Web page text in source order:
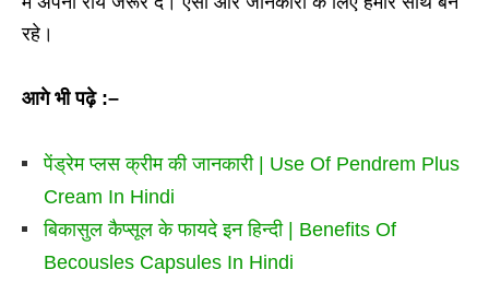
रहे।
आगे भी पढ़े :–
पेंड्रेम प्लस क्रीम की जानकारी | Use Of Pendrem Plus
Cream In Hindi
बिकासुल कैप्सूल के फायदे इन हिन्दी | Benefits Of
Becousles Capsules In Hindi